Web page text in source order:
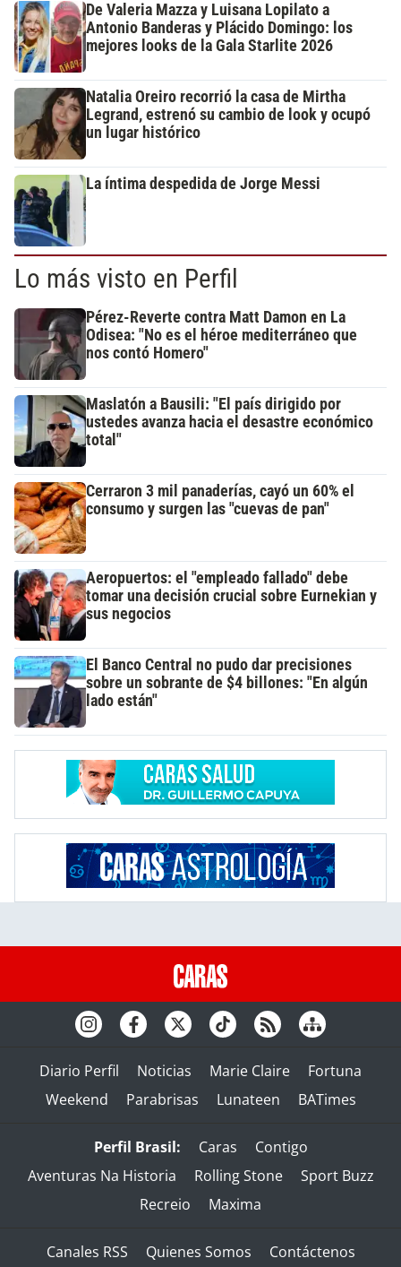
De Valeria Mazza y Luisana Lopilato a
Antonio Banderas y Plácido Domingo: los
mejores looks de la Gala Starlite 2026
Natalia Oreiro recorrió la casa de Mirtha
Legrand, estrenó su cambio de look y ocupó
un lugar histórico
La íntima despedida de Jorge Messi
Lo más visto en Perfil
Pérez-Reverte contra Matt Damon en La
Odisea: "No es el héroe mediterráneo que
nos contó Homero"
Maslatón a Bausili: "El país dirigido por
ustedes avanza hacia el desastre económico
total"
Cerraron 3 mil panaderías, cayó un 60% el
consumo y surgen las "cuevas de pan"
Aeropuertos: el "empleado fallado" debe
tomar una decisión crucial sobre Eurnekian y
sus negocios
El Banco Central no pudo dar precisiones
sobre un sobrante de $4 billones: "En algún
lado están"
Diario Perfil Noticias Marie Claire
Fortuna
Weekend
Parabrisas Lunateen BATimes
Perfil Brasil: Caras
Contigo
Aventuras Na Historia
Rolling Stone
Sport Buzz
Recreio
Maxima
Canales RSS Quienes Somos Contáctenos